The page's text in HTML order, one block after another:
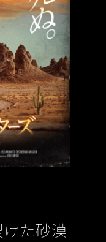
た砂漠